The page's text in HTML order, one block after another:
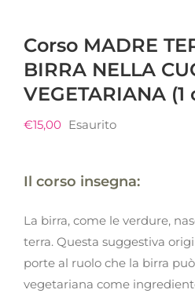
Corso MADRE
BIRRA NELLA
VEGETARIANA (1
€15,00 Esaurito
Il corso insegna:
La birra, come le verdure,
terra. Questa suggestiva
porte al ruolo che la birra
vegetariana come